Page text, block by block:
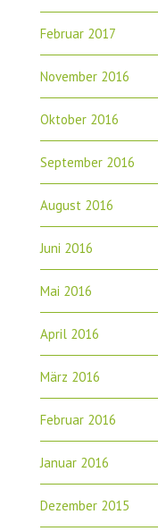
Februar 2017
November 2016
Oktober 2016
September 2016
August 2016
Juni 2016
Mai 2016
April 2016
März 2016
Februar 2016
Januar 2016
Dezember 2015